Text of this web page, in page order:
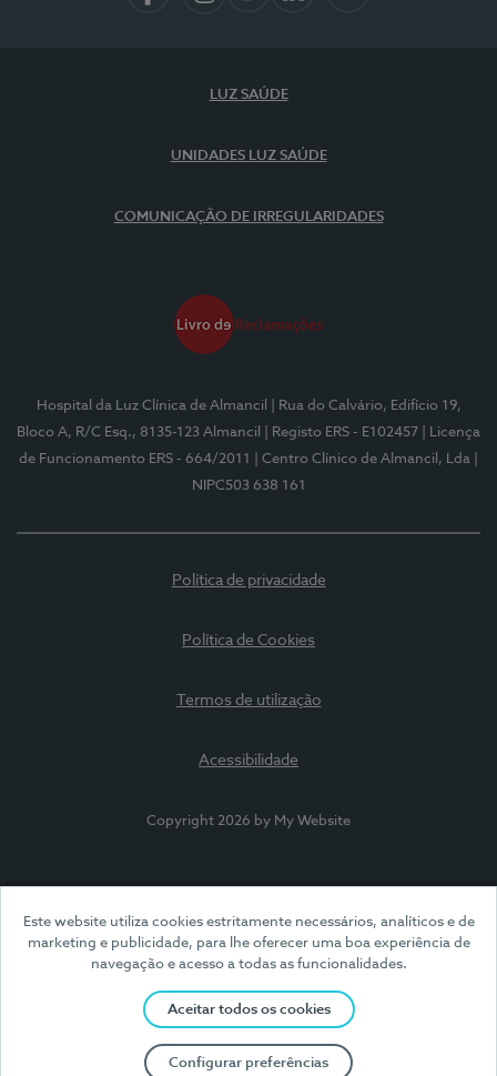
Este website utiliza cookies estritamente necessários, analíticos e de
marketing e publicidade, para lhe oferecer uma boa experiência de
navegação e acesso a todas as funcionalidades.
Aceitar todos os cookies
Configurar preferências
LUZ SAÚDE
UNIDADES LUZ SAÚDE
COMUNICAÇÃO DE IRREGULARIDADES
Hospital da Luz Clínica de Almancil
| Rua do Calvário, Edifício 19,
Bloco A, R/C Esq., 8135-123 Almancil
| Registo ERS - E102457
| Licença
de Funcionamento ERS - 664/2011
| Centro Clínico de Almancil, Lda
NIPC503 638 161
Política de privacidade
Política de Cookies
Termos de utilização
Acessibilidade
Copyright 2026 by My Website